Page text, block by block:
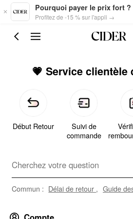
Skip to main content
Pourquoi payer le prix fort ?
Profitez de -15 % sur l'appli →
💗 Service clientèle
Début Retour
Suivi de
commande
Commun : Délai de retour , Guide